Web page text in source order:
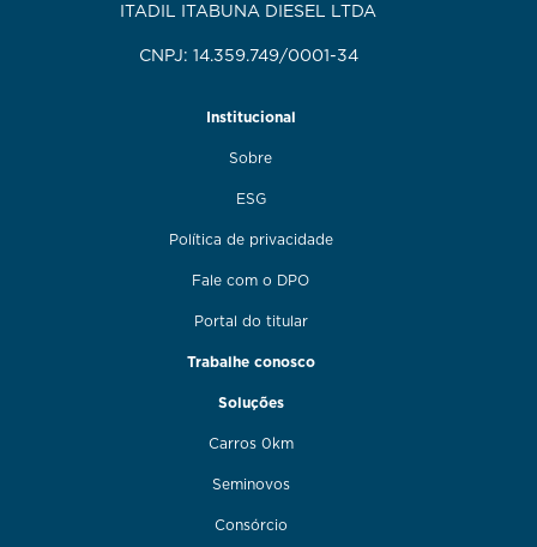
ITADIL ITABUNA DIESEL LTDA
CNPJ: 14.359.749/0001-34
Institucional
Sobre
ESG
Política de privacidade
Fale com o DPO
Portal do titular
Trabalhe conosco
Soluções
Carros 0km
Seminovos
Consórcio